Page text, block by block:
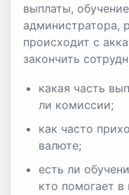
выплаты,
администратора,
происходит с
закончить
какая часть
ли комиссии;
как часто
валюте;
есть ли
кто помогает